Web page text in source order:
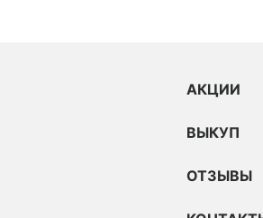
АКЦИИ
ВЫКУП
ОТЗЫВЫ